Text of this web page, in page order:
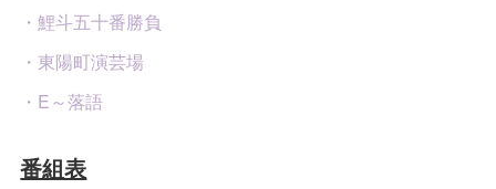
・鯉斗五十番勝負
・東陽町演芸場
・E～落語
番組表